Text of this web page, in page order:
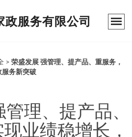
服务有限公司
> 荣盛发展 强管理、提产品、重服务，
务新突破
理、提产品、
业绩稳增长，